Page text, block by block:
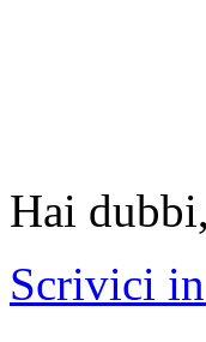
Hai
Scrivici